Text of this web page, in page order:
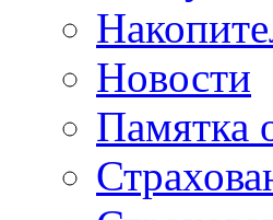
Новости
Памятка